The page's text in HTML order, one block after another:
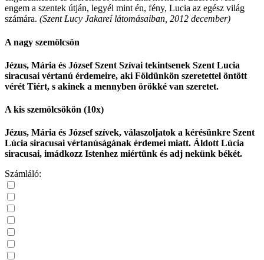
engem a szentek útján, legyél mint én, fény, Lucia az egész világ
számára. (Szent Lucy Jakareí látomásaiban, 2012 december)
A nagy szemölcsön
Jézus, Mária és József Szent Szívai tekintsenek Szent Lucia
siracusai vértanú érdemeire, aki Földünkön szeretettel öntött
vérét Tiért, s akinek a mennyben örökké van szeretet.
A kis szemölcsökön (10x)
Jézus, Mária és József szívek, válaszoljatok a kérésünkre Szent
Lúcia siracusai vértanúságának érdemei miatt. Áldott Lúcia
siracusai, imádkozz Istenhez miértünk és adj nekünk békét.
Számláló: